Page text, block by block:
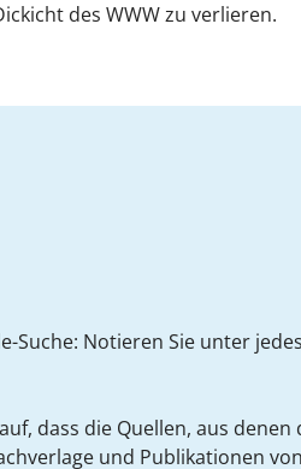
des WWW zu verlieren.
Suche: Notieren Sie unter
dass die Quellen, aus
und Publikationen